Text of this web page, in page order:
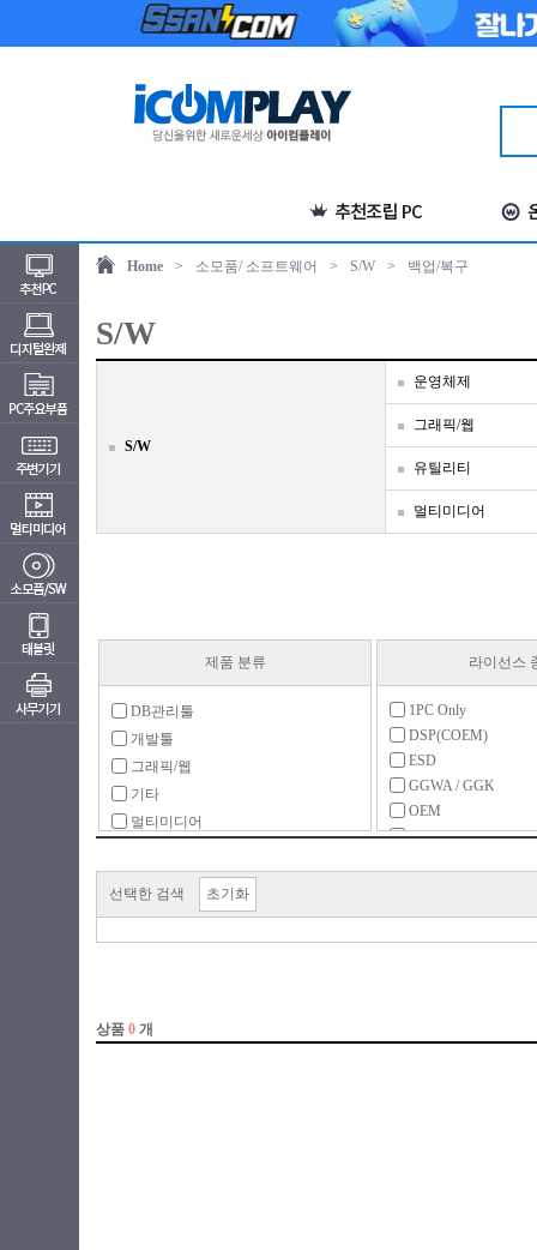
Home > 소모품/ 소프트웨어 > S/W > 백업/복구
S/W
S/W
운영체제
그래픽/웹
유틸리티
멀티미디어
제품 분류
DB관리툴
개발툴
그래픽/웹
기타
멀티미디어
백업/복구
서체팩
라이선스
1PC Only
DSP(COEM)
ESD
GGWA / GGK
OEM
PKC(MLP)
업그레이드
처음사용자용(FPP)
선택한 검색 초기화